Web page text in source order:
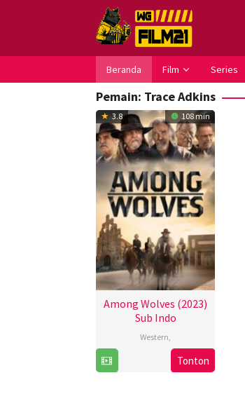
Beranda Film Series
Pemain: Trace Adkins
3.8 108 min
Among Wolves (2023)
Sub Indo
Western,
Oct
Justin
Lee
Tonton